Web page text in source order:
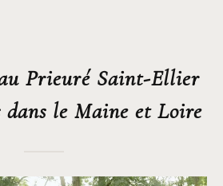
Prieuré Saint-Ellier
dans le Maine et Loire